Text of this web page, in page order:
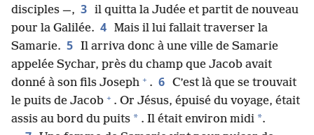
disciples —, 3 il quitta la Judée et partit de nouveau
pour la Galilée. 4 Mais il lui fallait traverser la
Samarie. 5 Il arriva donc à une ville de Samarie
appelée Sychar, près du champ que Jacob avait
donné à son fils Joseph + . 6 C’est là que se trouvait
le puits de Jacob + . Or Jésus, épuisé du voyage, était
assis au bord du puits * . Il était environ midi *.